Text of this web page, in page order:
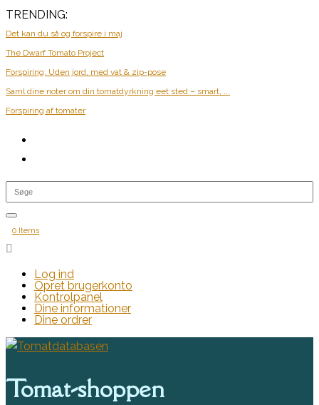
TRENDING:
Det kan du så og forspire i maj
The Dwarf Tomato Project
Forspiring: Uden jord, med vat & zip-pose
Saml dine noter om din tomatdyrkning eet sted – smart, ...
Forspiring af tomater
0 Items

Log ind
Opret brugerkonto
Kontrolpanel
Dine informationer
Dine ordrer
Tomat-shoppen